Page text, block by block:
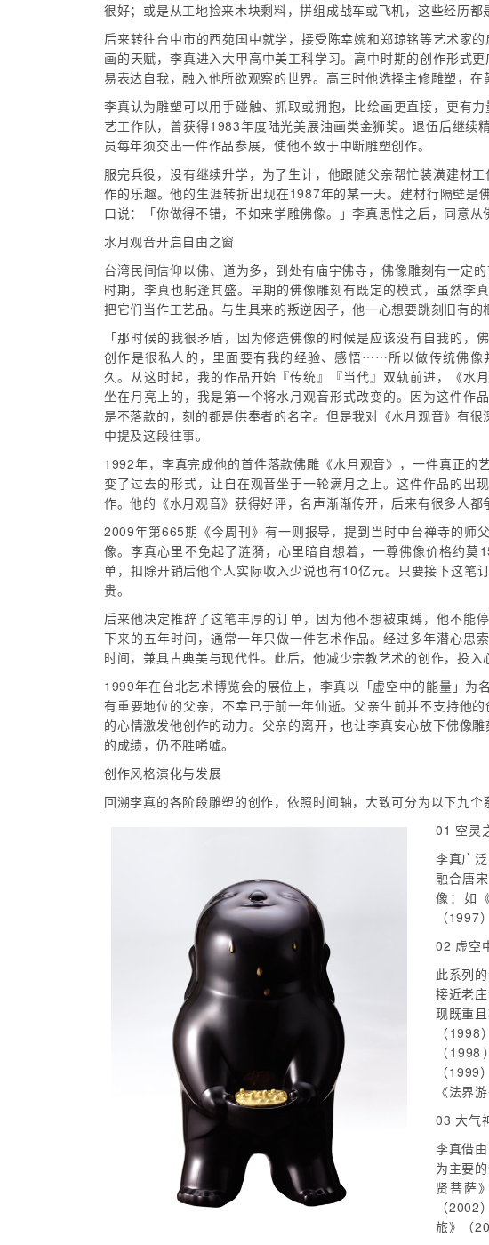
很好；或是从工地捡来木块剩料，拼组成战车或飞机，这些经历都
后来转往台中市的西苑国中就学，接受陈幸婉和郑琼铭等艺术家
画的天赋，李真进入大甲高中美工科学习。高中时期的创作形式
易表达自我，融入他所欲观察的世界。高三时他选择主修雕塑，在
李真认为雕塑可以用手碰触、抓取或拥抱，比绘画更直接，更有
艺工作队，曾获得1983年度陆光美展油画类金狮奖。退伍后继
员每年须交出一件作品参展，使他不致于中断雕塑创作。
服完兵役，没有继续升学，为了生计，他跟随父亲帮忙装潢建材
作的乐趣。他的生涯转折出现在1987年的某一天。建材行隔壁
口说：「你做得不错，不如来学雕佛像。」李真思惟之后，同意
水月观音开启自由之窗
台湾民间信仰以佛、道为多，到处有庙宇佛寺，佛像雕刻有一定
时期，李真也躬逢其盛。早期的佛像雕刻有既定的模式，虽然李
把它们当作工艺品。与生具来的叛逆因子，他一心想要跳刻旧有的
「那时候的我很矛盾，因为修造佛像的时候是应该没有自我的
创作是很私人的，里面要有我的经验、感悟⋯⋯所以做传统佛像
久。从这时起，我的作品开始『传统』『当代』双轨前进，《水
坐在月亮上的，我是第一个将水月观音形式改变的。因为这件作
是不落款的，刻的都是供奉者的名字。但是我对《水月观音》有
中提及这段往事。
1992年，李真完成他的首件落款佛雕《水月观音》，一件真正的
变了过去的形式，让自在观音坐于一轮满月之上。这件作品的出
作。他的《水月观音》获得好评，名声渐渐传开，后来有很多人都
2009年第665期《今周刊》有一则报导，提到当时中台禅寺的师
像。李真心里不免起了涟漪，心里暗自想着，一尊佛像价格约
单，扣除开销后他个人实际收入少说也有10亿元。只要接下这笔
贵。
后来他决定推辞了这笔丰厚的订单，因为他不想被束缚，他不能
下来的五年时间，通常一年只做一件艺术作品。经过多年潜心思
时间，兼具古典美与现代性。此后，他减少宗教艺术的创作，投入
1999年在台北艺术博览会的展位上，李真以「虚空中的能量」为
有重要地位的父亲，不幸已于前一年仙逝。父亲生前并不支持他
的心情激发他创作的动力。父亲的离开，也让李真安心放下佛像
的成绩，仍不胜唏嘘。
创作风格演化与发展
回溯李真的各阶段雕塑的创作，依照时间轴，大致可分为以下九个
01 空灵
李真广
融合唐
像：如
（1997
02 虚空
此系列
接近老
现既重
（
（
（
《法界
03 大气
李真借
为主要
贤菩萨
（
旅》（